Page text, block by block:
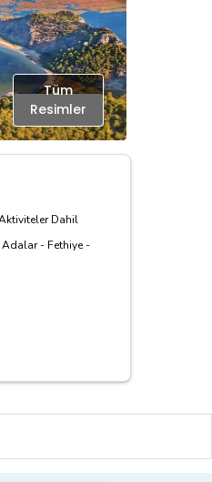
Tüm
Resimler
Dahil
Adalar - Fethiye -